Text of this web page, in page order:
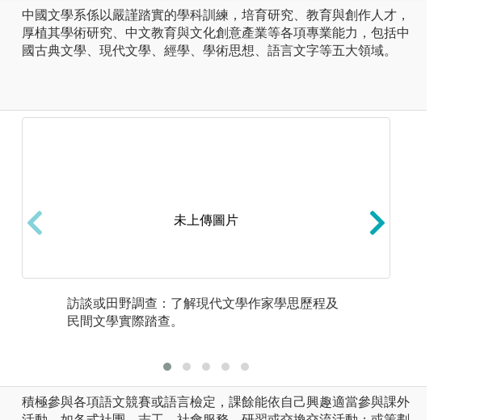
中國文學系係以嚴謹踏實的學科訓練，培育研究、教育與創作人才，
厚植其學術研究、中文教育與文化創意產業等各項專業能力，包括中
國古典文學、現代文學、經學、學術思想、語言文字等五大領域。
B.統整學習：措多為一、多向整合，學用皆宜。
未上傳圖片
訪談或田野調查：了解現代文學作家學思歷程及
民間文學實際踏查。
積極參與各項語文競賽或語言檢定，課餘能依自己興趣適當參與課外